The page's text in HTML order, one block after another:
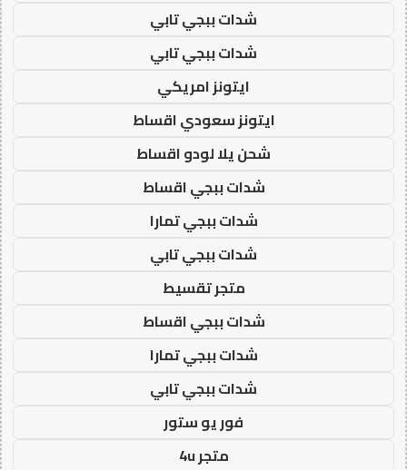
شدات ببجي تابي
شدات ببجي تابي
ايتونز امريكي
ايتونز سعودي اقساط
شحن يلا لودو اقساط
شدات ببجي اقساط
شدات ببجي تمارا
شدات ببجي تابي
متجر تقسيط
شدات ببجي اقساط
شدات ببجي تمارا
شدات ببجي تابي
فور يو ستور
متجر 4u